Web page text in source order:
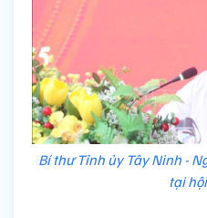
Bí thư Tỉnh ủy Tây Ninh -
tại